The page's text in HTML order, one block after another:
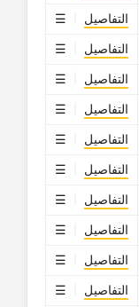
التفاصيل
التفاصيل
التفاصيل
التفاصيل
التفاصيل
التفاصيل
التفاصيل
التفاصيل
التفاصيل
التفاصيل